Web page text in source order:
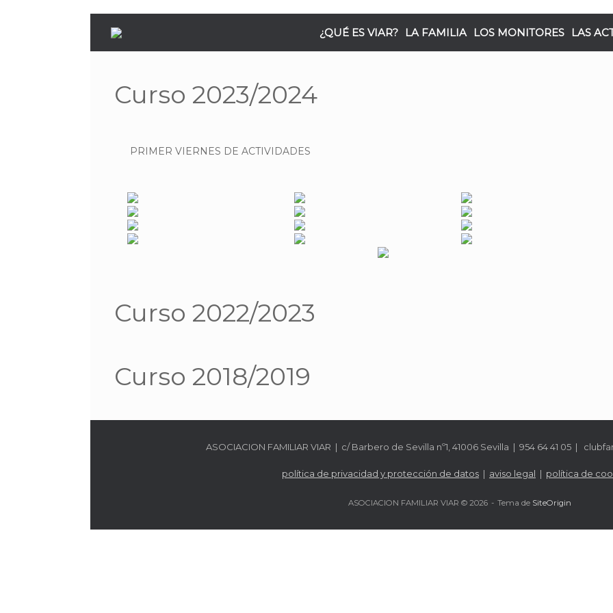
¿QUÉ ES VIAR? LA FAMILIA LOS MONITORES LAS
Curso 2023/2024
PRIMER VIERNES DE ACTIVIDADES
Curso 2022/2023
Curso 2018/2019
ASOCIACION FAMILIAR VIAR | c/ Barbero de Sevilla nº1, 41006 Sevilla | 954 64 41 05 |
política de privacidad y protección de datos | aviso legal | política de
ASOCIACION FAMILIAR VIAR © 2026 Tema de SiteOrigin